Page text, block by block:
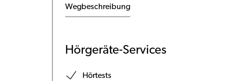
Wegbeschreibung
Hörgeräte-Services
Hörtests